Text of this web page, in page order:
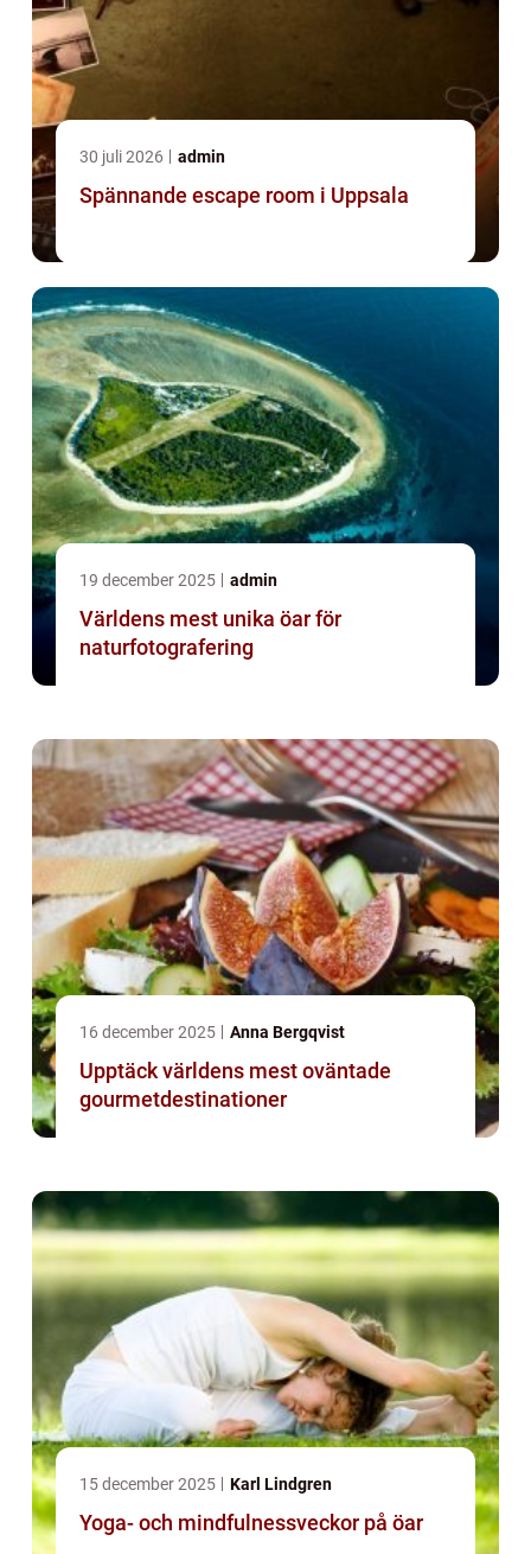
30 juli 2026 admin
Spännande escape room i Uppsala
19 december 2025 admin
Världens mest unika öar för
naturfotografering
16 december 2025 Anna Bergqvist
Upptäck världens mest oväntade
gourmetdestinationer
15 december 2025 Karl Lindgren
Yoga- och mindfulnessveckor på öar